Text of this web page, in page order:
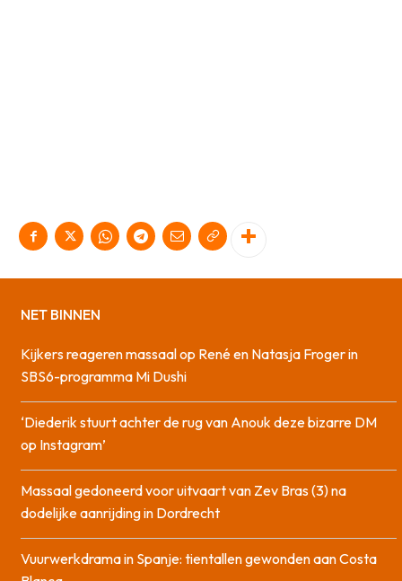
NET BINNEN
Kijkers reageren massaal op René en Natasja Froger in
SBS6-programma Mi Dushi
‘Diederik stuurt achter de rug van Anouk deze bizarre DM
op Instagram’
Massaal gedoneerd voor uitvaart van Zev Bras (3) na
dodelijke aanrijding in Dordrecht
Vuurwerkdrama in Spanje: tientallen gewonden aan Costa